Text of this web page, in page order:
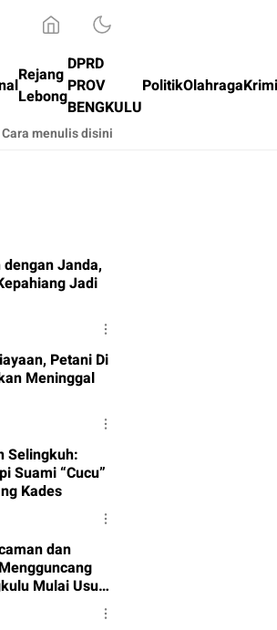
Rejang
Lebong
DPRD
PROV
BENGKULU
PolitikOlahraga
Cara menulis disini
Janda,
Jadi
Petani Di
Meninggal
Selingkuh:
Suami “Cucu”
Kades
dan
Mulai Usut